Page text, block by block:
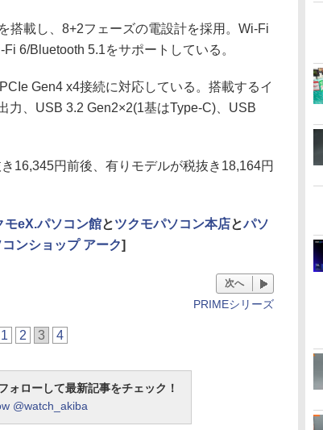
載し、8+2フェーズの電設計を採用。Wi-Fi
6/Bluetooth 5.1をサポートしている。
Gen4 x4接続に対応している。搭載するイ
力、USB 3.2 Gen2×2(1基はType-C)、USB
16,345円前後、有りモデルが税抜き18,164円
モeX.パソコン館とツクモパソコン本店とパソ
ンショップ アーク]
次へ
PRIMEシリーズ
1 2 3 4
ローして最新記事をチェック！
@watch_akiba